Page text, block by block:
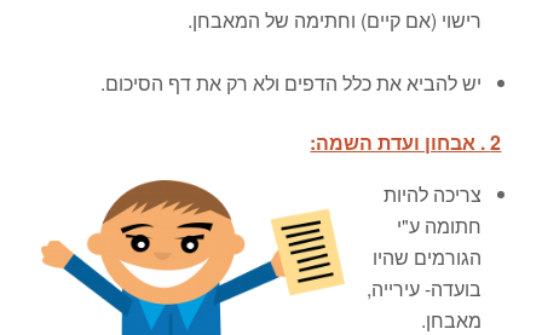
רישוי (אם קיים) וחתימה של המאבחן.
יש להביא את כלל הדפים ולא רק את דף הסיכום.
2 . אבחון ועדת השמה:
צריכה להיות
חתומה ע"י
הגורמים שהיו
בועדה- עירייה,
מאבחן.